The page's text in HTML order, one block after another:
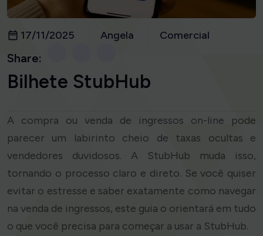
17/11/2025 Angela Comercial
Share:
Bilhete StubHub
A compra ou venda de ingressos on-line pode
parecer um labirinto cheio de taxas ocultas e
vendedores duvidosos. A StubHub muda isso,
tornando o processo claro e direto. Se você quiser
evitar o estresse e saber exatamente como navegar
na venda de ingressos, este guia o orientará em tudo
o que você precisa para começar a usar a StubHub.